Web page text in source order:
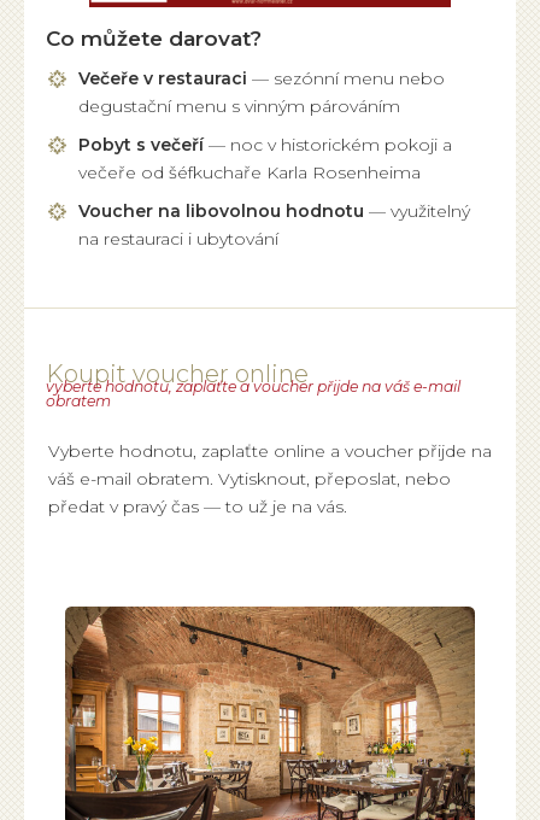
Co můžete darovat?
Večeře v restauraci — sezónní menu nebo
degustační menu s vinným párováním
Pobyt s večeří— noc v historickém pokoji a
večeře od šéfkuchaře Karla Rosenheima
Voucher na libovolnou hodnotu — využitelný
na restauraci i ubytování
Koupit voucher online
vyberte hodnotu, zaplaťte a voucher přijde na váš e-mail
obratem
Vyberte hodnotu, zaplaťte online a voucher přijde na
váš e-mail obratem. Vytisknout, přeposlat, nebo
předat v pravý čas — to už je na vás.